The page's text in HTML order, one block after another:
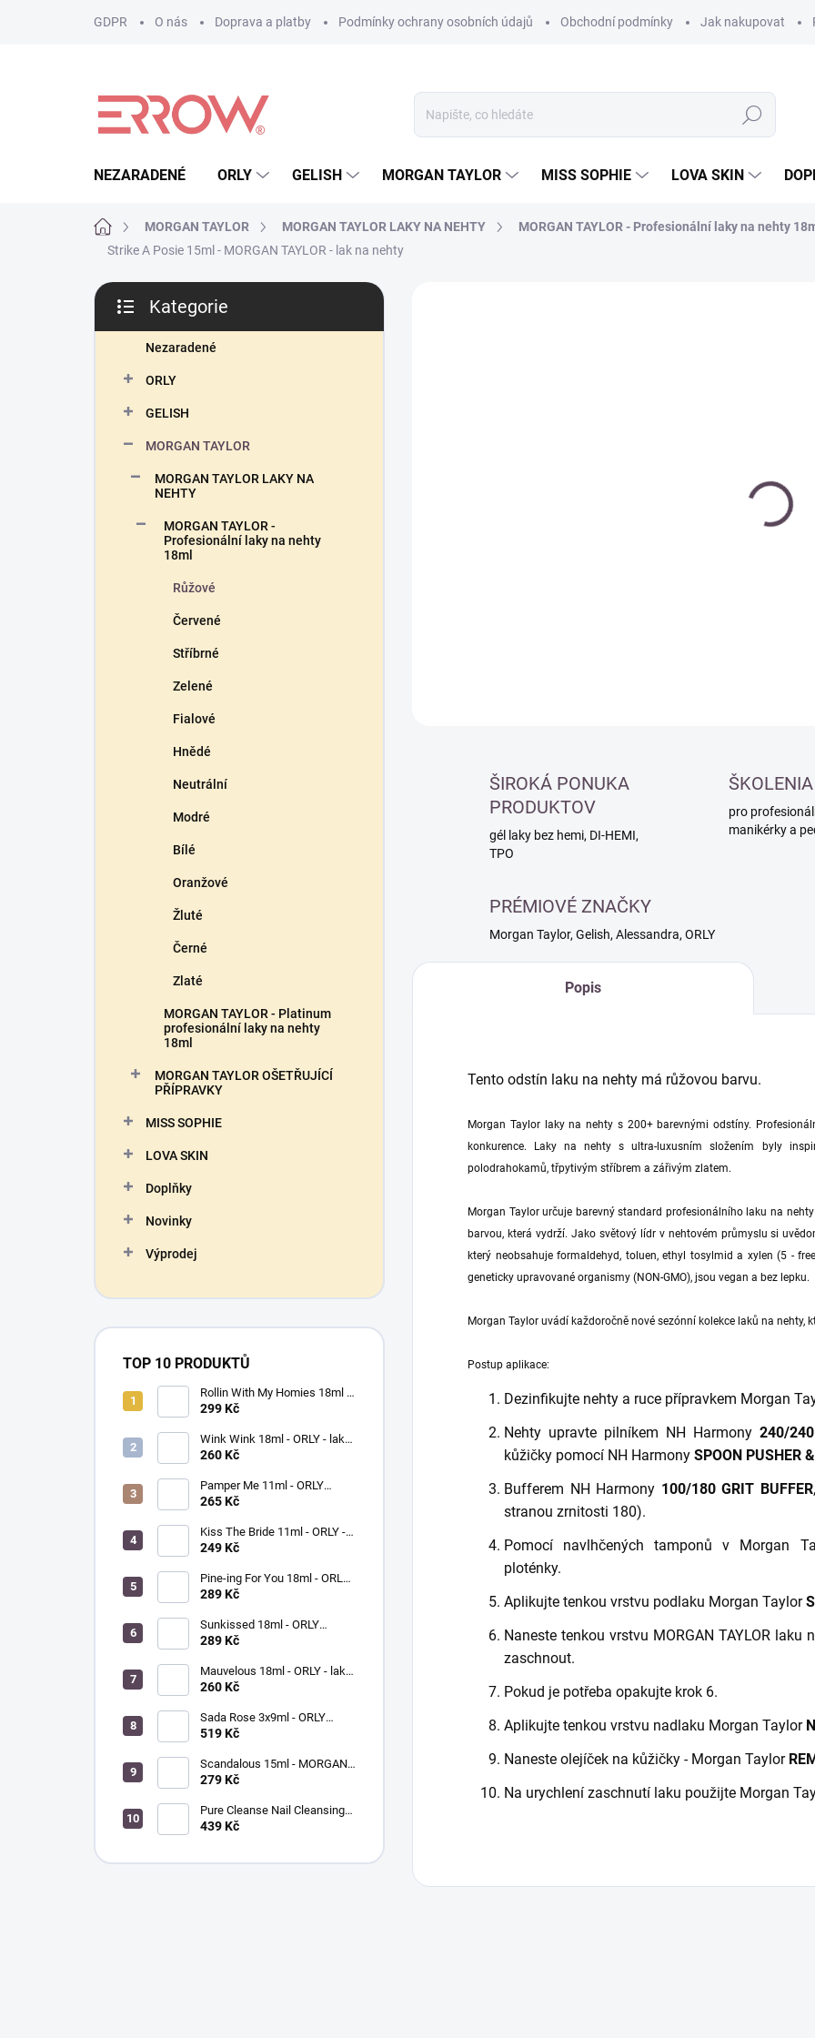
GDPR O nás Doprava a platby Podmínky ochrany osobních údajů Obchodní podmínky Jak nakupovat
Hledat
NEZARADENÉ ORLY GELISH MORGAN TAYLOR MISS SOPHIE LOVA SKIN
Domů MORGAN TAYLOR MORGAN TAYLOR LAKY NA NEHTY MORGAN TAYLOR - Profesionální laky na nehty
Strike A Posie 15ml - MORGAN TAYLOR - lak na nehty
P
s
kategorie
Kategorie
Nezaradené
ORLY
GELISH
MORGAN TAYLOR
MORGAN TAYLOR LAKY NA
NEHTY
MORGAN TAYLOR -
Profesionální laky na nehty
18ml
Růžové
Červené
Stříbrné
Zelené
Fialové
Hnědé
Neutrální
Modré
Bílé
Oranžové
Žluté
Černé
Zlaté
MORGAN TAYLOR - Platinum
profesionální laky na nehty
18ml
MORGAN TAYLOR OŠETŘUJÍCÍ
PŘÍPRAVKY
MISS SOPHIE
LOVA SKIN
Doplňky
Novinky
Výprodej
TOP 10 PRODUKTŮ
Rollin With My Homies 18ml -
ORLY - lak na nehty
299 Kč
Wink Wink 18ml - ORLY - lak
na nehty
260 Kč
Pamper Me 11ml - ORLY
BREATHABLE - ošetřující lak
265 Kč
Kiss The Bride 11ml - ORLY -
lak na nehty
249 Kč
Pine-ing For You 18ml - ORLY
BREATHABLE - ošetřující
289 Kč
Sunkissed 18ml - ORLY
BREATHABLE - ošetřující
289 Kč
Mauvelous 18ml - ORLY - lak
na nehty
260 Kč
Sada Rose 3x9ml - ORLY
FRENCH MANICURE - sada
519 Kč
Scandalous 15ml - MORGAN
TAYLOR - lak na nehty
279 Kč
Pure Cleanse Nail Cleansing
Spray 120ml - MORGAN
439 Kč
ŠIROKÁ PONUKA
PRODUKTOV
gél laky bez hemi, DI-HEMI,
TPO
ŠKOLENIA
pro
manikérky a
PRÉMIOVÉ ZNAČKY
Morgan Taylor, Gelish, Alessandra, ORLY
Popis
Tento odstín laku na nehty má růžovou barvu.
Morgan Taylor laky na nehty s 200+ barevnými odstíny.
konkurence. Laky na nehty s ultra-luxusním složením byly
polodrahokamů, třpytivým stříbrem a zářivým zlatem.
Morgan Taylor určuje barevný standard profesionálního laku na
barvou, která vydrží. Jako světový lídr v nehtovém průmyslu si
který neobsahuje formaldehyd, toluen, ethyl tosylmid a xylen (5 -
geneticky upravované organismy (NON-GMO), jsou vegan a bez lepku.
Morgan Taylor uvádí každoročně nové sezónní kolekce laků na nehty,
Postup aplikace:
Dezinfikujte nehty a ruce přípravkem Morgan
Nehty upravte pilníkem NH Harmony240/
kůžičky pomocí NH Harmony SPOON PUSHER
Bufferem NH Harmony 100/180 GRIT BUFFER
stranou zrnitosti 180).
Pomocí navlhčených tamponů v Morgan
ploténky.
Aplikujte tenkou vrstvu podlaku Morgan Taylor
Naneste tenkou vrstvu MORGAN TAYLOR
zaschnout.
Pokud je potřeba opakujte krok 6.
Aplikujte tenkou vrstvu nadlaku Morgan Taylor
Naneste olejíček na kůžičky - Morgan Taylor
Na urychlení zaschnutí laku použijte Morgan